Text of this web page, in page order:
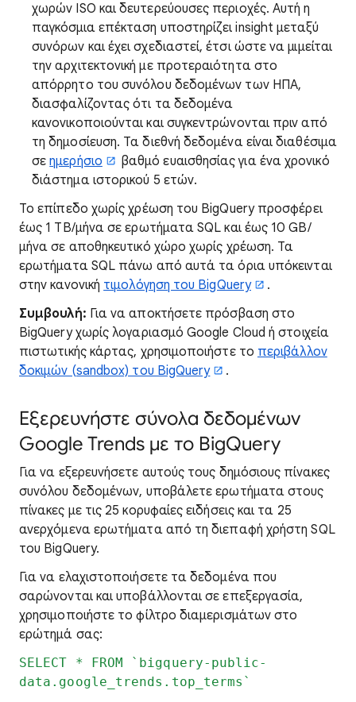
χωρών ISO και δευτερεύουσες περιοχές. Αυτή η
παγκόσμια επέκταση υποστηρίζει insight μεταξύ
συνόρων και έχει σχεδιαστεί, έτσι ώστε να μιμείται
την αρχιτεκτονική με προτεραιότητα στο
απόρρητο του συνόλου δεδομένων των ΗΠΑ,
διασφαλίζοντας ότι τα δεδομένα
κανονικοποιούνται και συγκεντρώνονται πριν από
τη δημοσίευση. Τα διεθνή δεδομένα είναι διαθέσιμα
σεημερήσιο
βαθμό ευαισθησίας για ένα χρονικό
διάστημα ιστορικού 5 ετών.
Το επίπεδο χωρίς χρέωση του BigQuery προσφέρει
έως 1 TB/μήνα σε ερωτήματα SQL και έως 10 GB/
μήνα σε αποθηκευτικό χώρο χωρίς χρέωση. Τα
ερωτήματα SQL πάνω από αυτά τα όρια υπόκεινται
στην κανονική τιμολόγηση του BigQuery
.
Συμβουλή: Για να αποκτήσετε πρόσβαση στο
BigQuery χωρίς λογαριασμό Google Cloud ή στοιχεία
πιστωτικής κάρτας, χρησιμοποιήστε το περιβάλλον
δοκιμών (sandbox) του BigQuery
.
Εξερευνήστε σύνολα δεδομένων
Google Trends με το BigQuery
Για να εξερευνήσετε αυτούς τους δημόσιους πίνακες
συνόλου δεδομένων, υποβάλετε ερωτήματα στους
πίνακες με τις 25 κορυφαίες ειδήσεις και τα 25
ανερχόμενα ερωτήματα από τη διεπαφή χρήστη SQL
του BigQuery.
Για να ελαχιστοποιήσετε τα δεδομένα που
σαρώνονται και υποβάλλονται σε επεξεργασία,
χρησιμοποιήστε το φίλτρο διαμερισμάτων στο
ερώτημά σας:
SELECT * FROM `bigquery-public-
data.google_trends.top_terms`